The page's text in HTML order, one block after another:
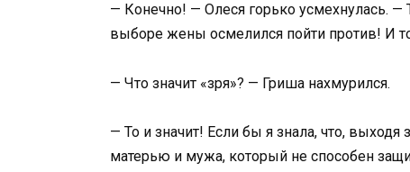
— Конечно! — Олеся горько усмехнулась.
выборе жены осмелился пойти против! И
— Что значит «зря»? — Гриша нахмурился.
— То и значит! Если бы я знала, что, выходя
матерью и мужа, который не способен